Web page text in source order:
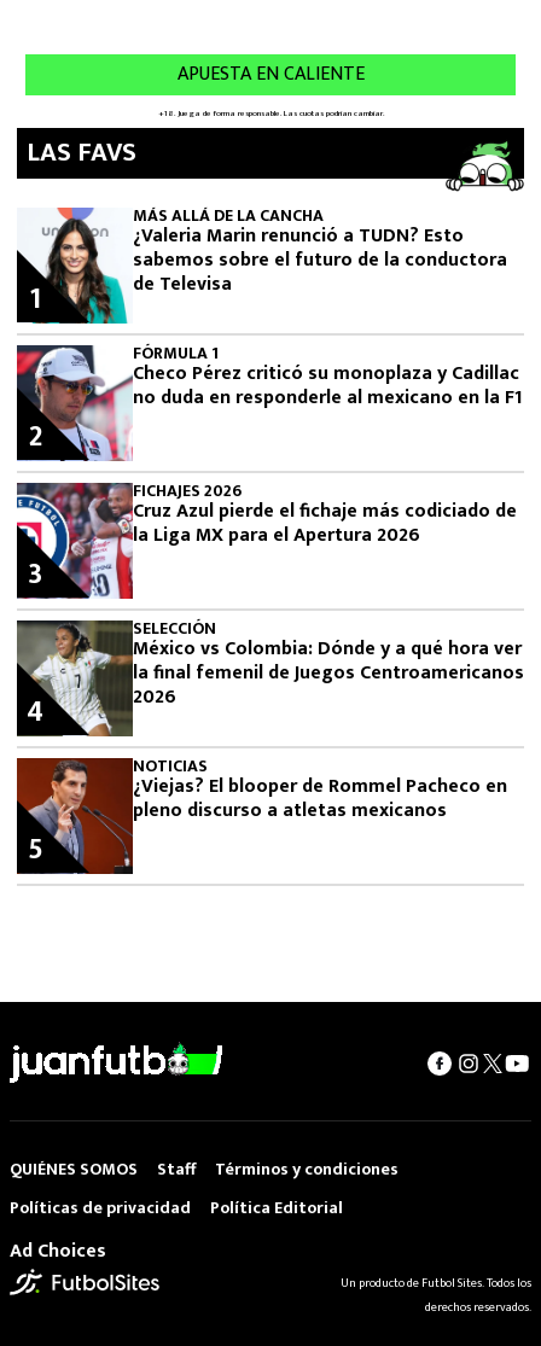
LAS FAVS
MÁS ALLÁ DE LA CANCHA
¿Valeria Marin renunció a TUDN? Esto
sabemos sobre el futuro de la conductora
de Televisa
1
FÓRMULA 1
Checo Pérez criticó su monoplaza y Cadillac
no duda en responderle al mexicano en la F1
2
FICHAJES 2026
Cruz Azul pierde el fichaje más codiciado de
la Liga MX para el Apertura 2026
3
SELECCIÓN
México vs Colombia: Dónde y a qué hora ver
la final femenil de Juegos Centroamericanos
2026
4
NOTICIAS
¿Viejas? El blooper de Rommel Pacheco en
pleno discurso a atletas mexicanos
5
QUIÉNES SOMOS Staff
Términos y condiciones
Políticas de privacidad
Política Editorial
Ad Choices
Un producto de Futbol Sites. Todos los
derechos reservados.